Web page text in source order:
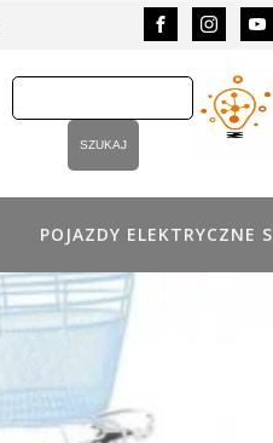
POJAZDY ELEKTRYCZNE